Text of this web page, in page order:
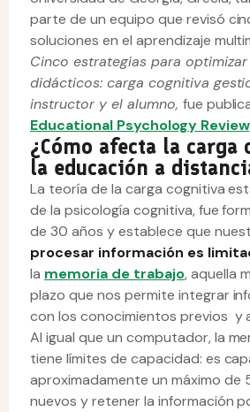
parte de un equipo que revisó
soluciones en el aprendizaje
Cinco estrategias para
didácticos: carga cognitiva
instructor y el alumno, fue
Educational Psychology Review
¿Cómo afecta la carga
la educación a
La teoría de la carga cognitiva
de la psicología cognitiva, fue
de 30 años y establece que
procesar información es
la memoria de trabajo, aquella
plazo que nos permite integrar
con los conocimientos previos y
Al igual que un computador, la
tiene límites de capacidad: es
aproximadamente un máximo de
nuevos y retener la información